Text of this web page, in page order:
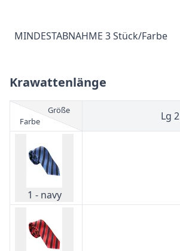
MINDESTABNAHME 3 Stück/Farbe
Krawattenlänge
Größe
Farbe
Lg 2
1 - navy